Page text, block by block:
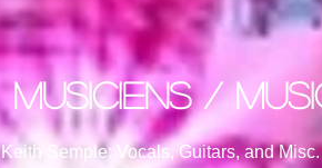
musiciens /
Keith Semple: Vocals, Guitars, and